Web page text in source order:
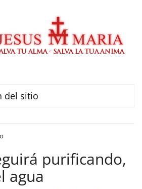
del sitio
purificando,
agua